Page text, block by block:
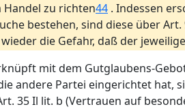
zu richten44 . Indessen
bestehen, sind diese über
die Gefahr, daß der
mit dem Gutglaubens-
andere Partei eingerichtet hat,
35 Il lit. b (Vertrauen auf